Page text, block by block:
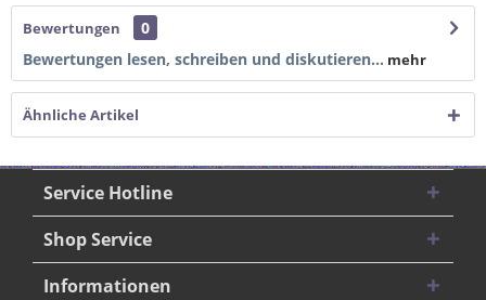
Bewertungen
0
Bewertungen lesen, schreiben und diskutieren... mehr
Ähnliche Artikel
Service Hotline
Shop Service
Informationen